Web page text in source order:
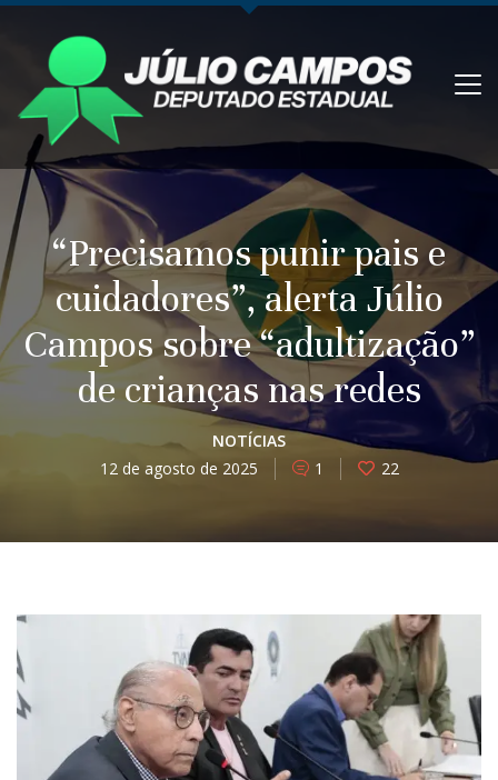
“Precisamos punir pais e
cuidadores”, alerta Júlio
Campos sobre “adultização”
de crianças nas redes
NOTÍCIAS
12 de agosto de 2025
1 22